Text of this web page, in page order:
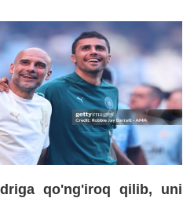
qo'ng'iroq qilib, uni